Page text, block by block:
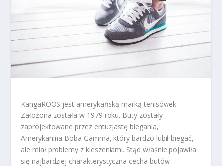
KangaROOS jest amerykańską marką tenisówek.
Założona została w 1979 roku. Buty zostały
zaprojektowane przez entuzjastę biegania,
Amerykanina Boba Gamma, który bardzo lubił biegać,
ale miał problemy z kieszeniami. Stąd właśnie pojawiła
się najbardziej charakterystyczna cecha butów